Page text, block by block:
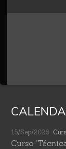
15/Sep/2026
Curso